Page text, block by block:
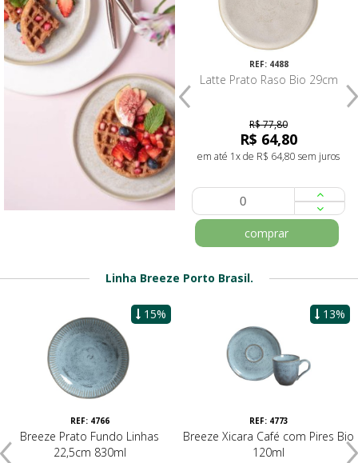
REF: 4488
Latte Prato Raso Bio 29cm
R$ 77,80
R$ 64,80
em até 1x de R$ 64,80 sem juros
REF: 4479
Latte Prato Sobremesa Bio
R$ 43,20
R$ 33,80
em até 1x de R$ 33,80 sem juros
comprar
Linha Breeze Porto Brasil.
15%
REF: 4766
Breeze Prato Fundo Linhas
22,5cm 830ml
13%
REF: 4773
Breeze Xicara Café com Pires Bio
120ml